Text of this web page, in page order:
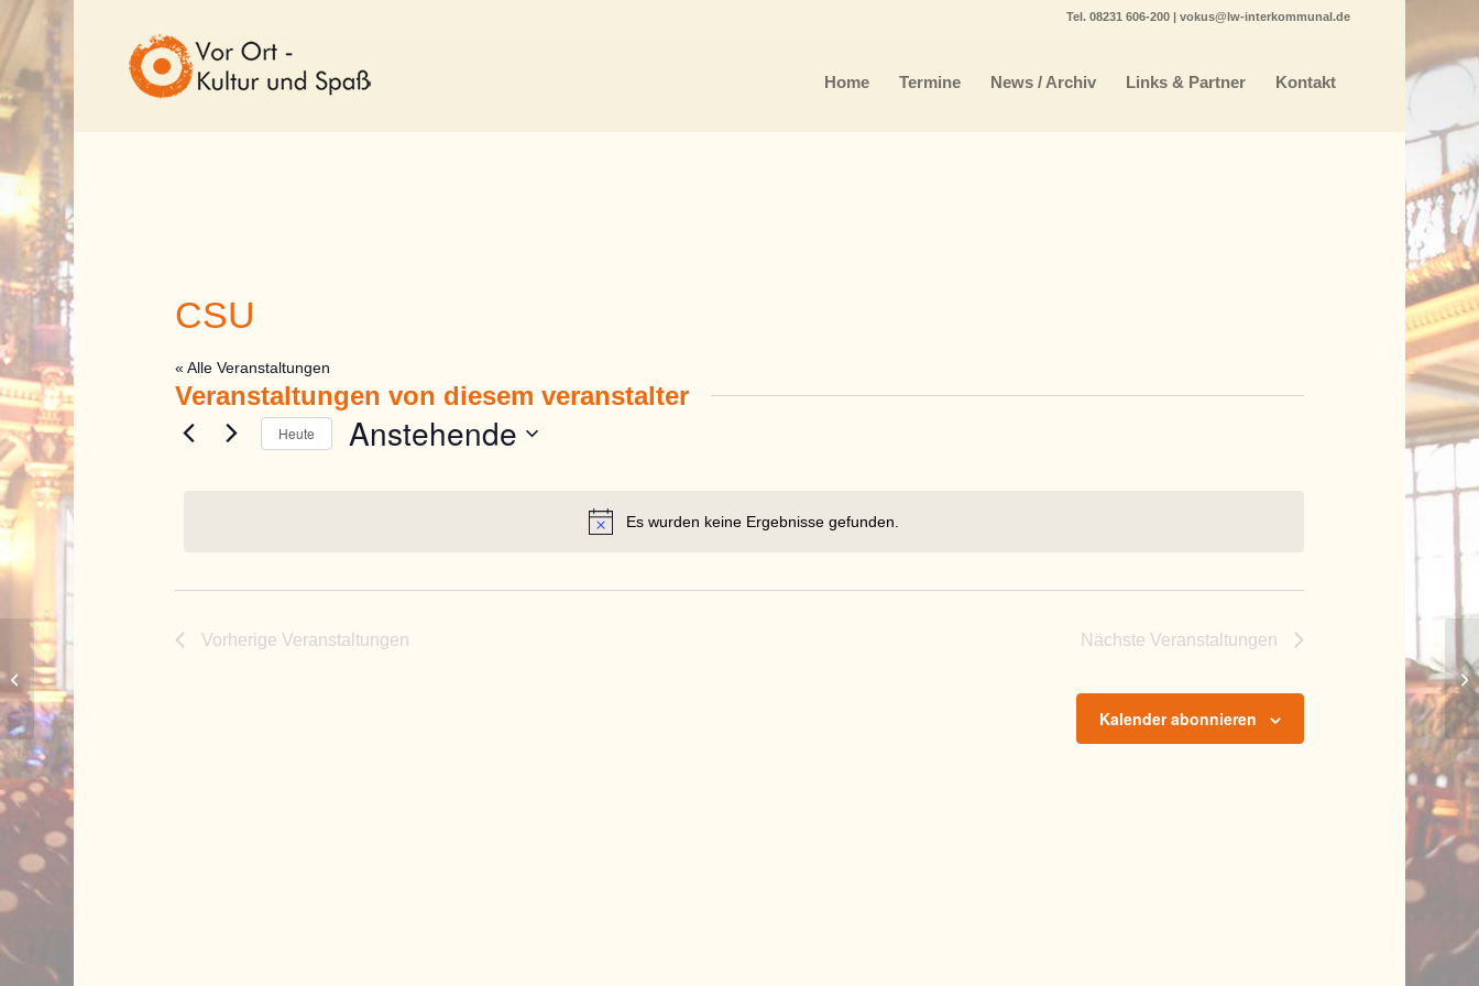
Tel. 08231 606-200 | vokus@lw-interkommunal.de
Home Termine News / Archiv Links & Partner Kontakt
CSU
« Alle Veranstaltungen
Veranstaltungen von diesem veranstalter
Hinweis
Es wurden keine Ergebnisse gefunden.
Heute Anstehende
VorherigeVeranstaltungen Nächste Veranstaltungen
Kalender abonnieren
Freundes- und Förderkreis St.
Stephan